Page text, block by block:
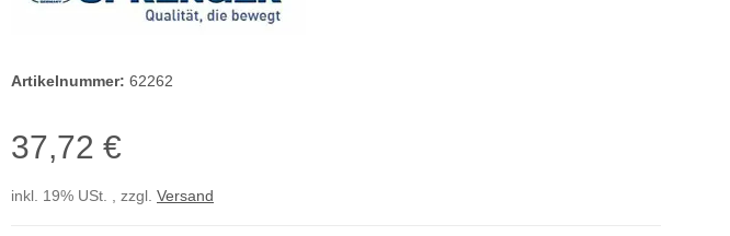
Artikelnummer: 62262
37,72 €
inkl. 19% USt. , zzgl. Versand